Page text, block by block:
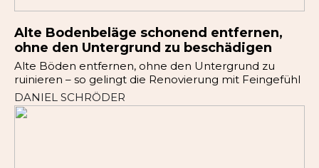
Alte Bodenbeläge schonend entfernen,
ohne den Untergrund zu beschädigen
Alte Böden entfernen, ohne den Untergrund zu
ruinieren – so gelingt die Renovierung mit Feingefühl
DANIEL SCHRÖDER